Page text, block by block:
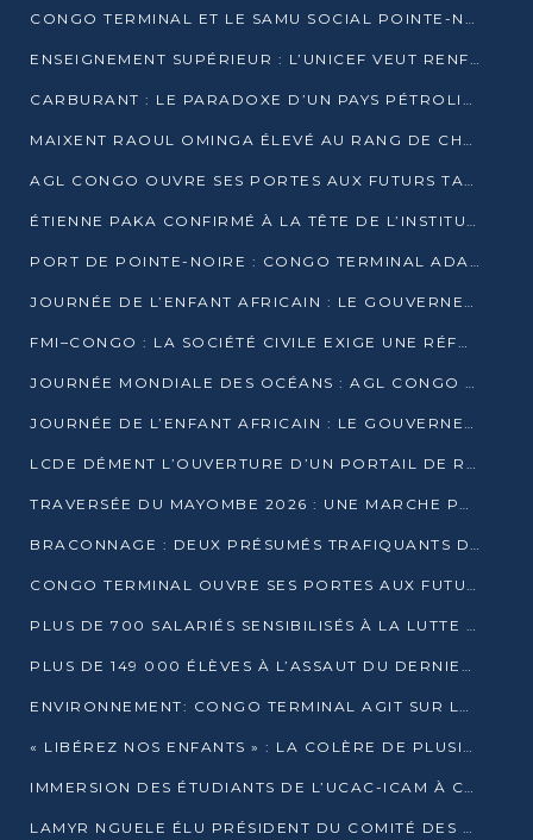
CONGO TERMINAL ET LE SAMU SOCIAL POINTE-NOIRE RENOUVELLENT LEUR PARTENARIAT EN FAVEUR DES JEUNES VULNÉRABLES
ENSEIGNEMENT SUPÉRIEUR : L’UNICEF VEUT RENFORCER LA RECHERCHE SUR LES QUESTIONS DE L’ENFANCE
CARBURANT : LE PARADOXE D’UN PAYS PÉTROLIER CONFRONTÉ À DES PÉNURIES RÉCURRENTES
MAIXENT RAOUL OMINGA ÉLEVÉ AU RANG DE CHEVALIER DE L’ORDRE DE L’AMITIÉ ENTRE LA RUSSIE ET LE CONGO
AGL CONGO OUVRE SES PORTES AUX FUTURS TALENTS DE LA LOGISTIQUE
ÉTIENNE PAKA CONFIRMÉ À LA TÊTE DE L’INSTITUT GÉOGRAPHIQUE NATIONAL
PORT DE POINTE-NOIRE : CONGO TERMINAL ADAPTE SON DRAGAGE AUX SABLES BITUMINEUX
JOURNÉE DE L’ENFANT AFRICAIN : LE GOUVERNEMENT RÉAFFIRME SON ENGAGEMENT POUR L’ACCÈS À L’EAU ET À L’ASSAINISSEMENT
FMI–CONGO : LA SOCIÉTÉ CIVILE EXIGE UNE RÉFORME DE LA FISCALITÉ PÉTROLIÈRE
JOURNÉE MONDIALE DES OCÉANS : AGL CONGO MOBILISE SES COLLABORATEURS POUR LA PRÉSERVATION DE LA BIODIVERSITÉ MARINE
JOURNÉE DE L’ENFANT AFRICAIN : LE GOUVERNEMENT MOBILISÉ POUR L’HYGIÈNE DANS LES ORPHELINATS
LCDE DÉMENT L’OUVERTURE D’UN PORTAIL DE RECRUTEMENT ET APPELLE À LA VIGILANCE
TRAVERSÉE DU MAYOMBE 2026 : UNE MARCHE POUR SENSIBILISER ET DÉPISTER AU DIABÈTE
BRACONNAGE : DEUX PRÉSUMÉS TRAFIQUANTS D’HIPPOPOTAME ÉCROUÉS À BRAZZAVILLE
CONGO TERMINAL OUVRE SES PORTES AUX FUTURS INGÉNIEURS DE L’UCAC-ICAM
PLUS DE 700 SALARIÉS SENSIBILISÉS À LA LUTTE CONTRE LA TUBERCULOSE À CONGO TERMINAL
PLUS DE 149 000 ÉLÈVES À L’ASSAUT DU DERNIER CEPE
ENVIRONNEMENT: CONGO TERMINAL AGIT SUR LE TERRAIN ET FORME LES PLUS JEUNES
« LIBÉREZ NOS ENFANTS » : LA COLÈRE DE PLUSIEURS MÈRES À BRAZZAVILLE CONTRE LA DGSP
IMMERSION DES ÉTUDIANTS DE L’UCAC-ICAM À CONGO TERMINAL
LAMYR NGUELE ÉLU PRÉSIDENT DU COMITÉ DES MEMBRES D’HONNEUR DU PCT